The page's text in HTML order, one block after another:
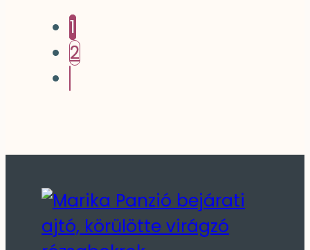
1
2